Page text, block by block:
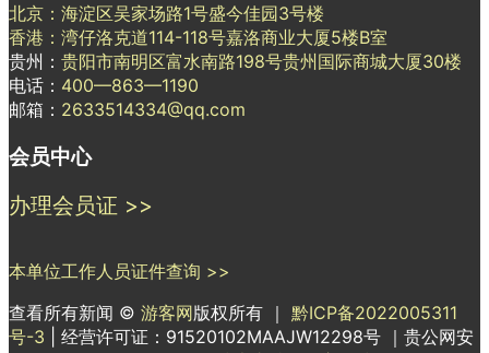
北京：海淀区吴家场路1号盛今佳园3号楼
香港：湾仔洛克道114-118号嘉洛商业大厦5楼B室
贵州： 贵阳市南明区富水南路198号贵州国际商城大厦30楼
电话： 400—863—1190
邮箱： 2633514334@qq.com
会员中心
办理会员证 >>
本单位工作人员证件查询 >>
查看所有新闻 © 游客网版权所有 ｜ 黔ICP备2022005311
号-3
| 经营许可证：91520102MAAJW12298号 ｜贵公网安